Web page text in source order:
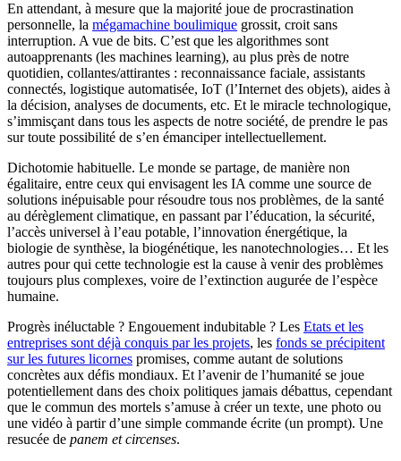
En attendant, à mesure que la majorité joue de procrastination
personnelle, la mégamachine boulimique grossit, croit sans
interruption. A vue de bits. C’est que les algorithmes sont
autoapprenants (les machines learning), au plus près de notre
quotidien, collantes/attirantes : reconnaissance faciale, assistants
connectés, logistique automatisée, IoT (l’Internet des objets), aides à
la décision, analyses de documents, etc. Et le miracle technologique,
s’immisçant dans tous les aspects de notre société, de prendre le pas
sur toute possibilité de s’en émanciper intellectuellement.
Dichotomie habituelle. Le monde se partage, de manière non
égalitaire, entre ceux qui envisagent les IA comme une source de
solutions inépuisable pour résoudre tous nos problèmes, de la santé
au dérèglement climatique, en passant par l’éducation, la sécurité,
l’accès universel à l’eau potable, l’innovation énergétique, la
biologie de synthèse, la biogénétique, les nanotechnologies… Et les
autres pour qui cette technologie est la cause à venir des problèmes
toujours plus complexes, voire de l’extinction augurée de l’espèce
humaine.
Progrès inéluctable ? Engouement indubitable ? Les Etats et les
entreprises sont déjà conquis par les projets, les fonds se précipitent
sur les futures licornes promises, comme autant de solutions
concrètes aux défis mondiaux. Et l’avenir de l’humanité se joue
potentiellement dans des choix politiques jamais débattus, cependant
que le commun des mortels s’amuse à créer un texte, une photo ou
une vidéo à partir d’une simple commande écrite (un prompt). Une
resucée de panem et circenses.